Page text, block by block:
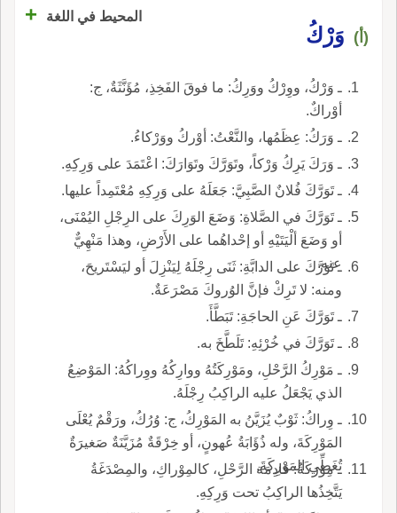
المحيط في اللغة +
(أ) وَرْكُ
ـ وَرْكُ، ووِرْكُ ووَرِكُ: ما فوقَ الفَخِذِ، مُؤَنَّثَةٌ، ج:
أوْراكٌ.
ـ وَرَكُ: عِظَمُها، والنَّعْتُ: أوْركُ ووَرْكاءُ.
ـ وَرَكَ يَرِكُ وَرْكاً، وتَوَرَّكَ وتَوَارَكَ: اعْتَمَدَ على وَرِكِهِ.
ـ تَوَرَّكَ فُلانٌ الصَّبِيَّ: جَعَلَهُ على وَرِكِهِ مُعْتَمِداً عليها.
ـ تَوَرَّكَ في الصَّلاةِ: وَضَعَ الوَرِكَ على الرِجْلِ اليُمْنَى،
أو وَضَعَ ألْيَتَيْهِ أو إحْداهُما على الأَرْضِ، وهذا مَنْهِيٌّ
عنه.
ـ تَوَرَّكَ على الدابَّةِ: ثَنَى رِجْلَهُ لِيَنْزِلَ أو ليَسْتَريحَ،
ومنه: لا تَرِكْ فإنَّ الوُروكَ مَصْرَعَةٌ.
ـ تَوَرَّكَ عَنِ الحاجَةِ: تَبَطَّأَ.
ـ تَوَرَّكَ في خُرْئِهِ: تَلَطَّخَ به.
ـ مَوْرِكُ الرَّحْلِ، ومَوْرِكَتُهُ ووارِكُهُ ووِراكُهُ: المَوْضِعُ
الذي يَجْعَلُ عليه الراكِبُ رِجْلَهُ.
ـ وِراكُ: ثَوْبٌ يُزَيَّنُ به المَوْرِكُ، ج: وُرُكُ، ورَقْمٌ يُعْلَى
المَوْرِكَةَ، وله ذُؤَابَةُ عُهونٍ، أو خِرْقَةٌ مُزَيَّنَةٌ صَغيرَةٌ
تُغَطِّي المَوْرِكَةَ.
ـ مِوْرَكَةُ: قادِمَة الرَّحْلِ، كالمِوْراكِ، والمِصْدَغَةُ
يَتَّخِذُها الراكِبُ تحت وَرِكِهِ.